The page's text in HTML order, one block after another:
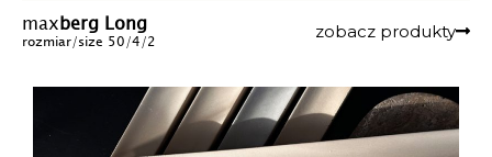
maxberg Long
rozmiar/size 50/4/2 zobacz produkty